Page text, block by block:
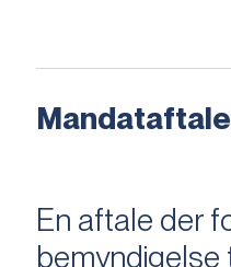
En aftale der